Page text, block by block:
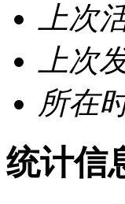
上次
上次
所在
统计信